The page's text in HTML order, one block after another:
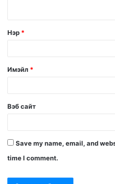
Нэр *
Имэйл *
Вэб сайт
Save my name, email, and
time I comment.